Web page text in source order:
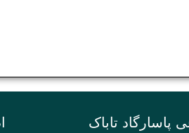
پاسارگاد تاباک